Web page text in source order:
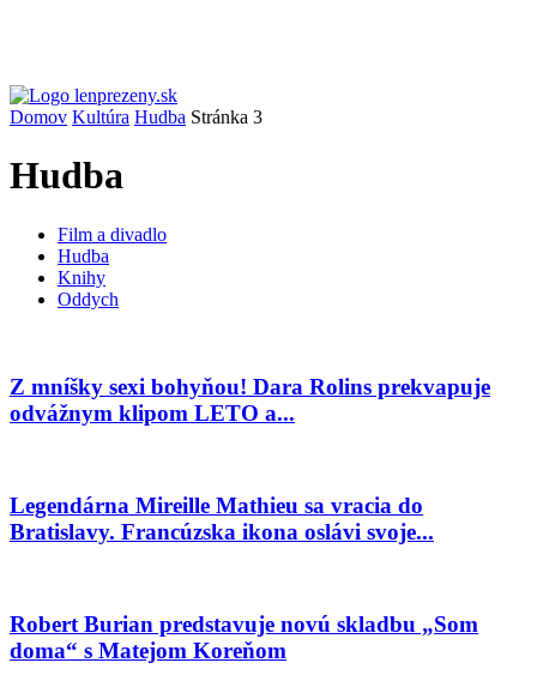
Domov Kultúra Hudba Stránka 3
Hudba
Film a divadlo
Hudba
Knihy
Oddych
Z mníšky sexi bohyňou! Dara Rolins prekvapuje
odvážnym klipom LETO a...
Legendárna Mireille Mathieu sa vracia do
Bratislavy. Francúzska ikona oslávi svoje...
Robert Burian predstavuje novú skladbu „Som
doma“ s Matejom Koreňom